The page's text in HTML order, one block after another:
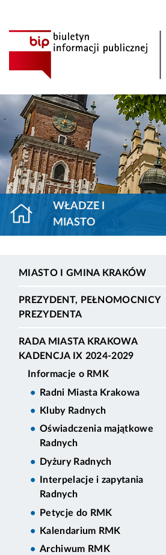
WŁADZE I
MIASTO
MIASTO I GMINA KRAKÓW
PREZYDENT, PEŁNOMOCNICY
PREZYDENTA
RADA MIASTA KRAKOWA
KADENCJA IX 2024-2029
Informacje o RMK
Radni Miasta Krakowa
Kluby Radnych
Oświadczenia majątkowe
Radnych
Dyżury Radnych
Interpelacje i zapytania
Radnych
Petycje do RMK
Kalendarium RMK
Archiwum RMK